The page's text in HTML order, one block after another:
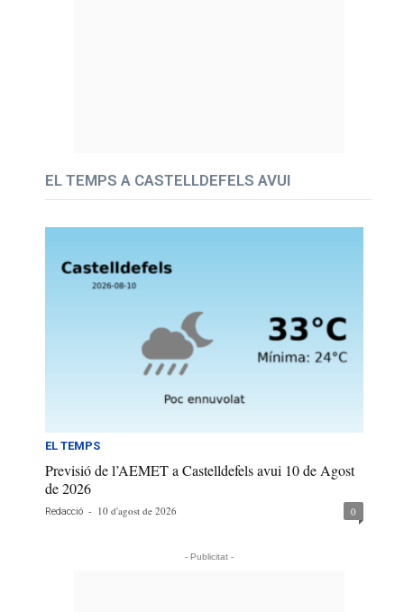
EL TEMPS A CASTELLDEFELS AVUI
EL TEMPS
Previsió de l’AEMET a Castelldefels avui 10 de Agost
de 2026
Redacció - 10 d'agost de 2026 0
- Publicitat -